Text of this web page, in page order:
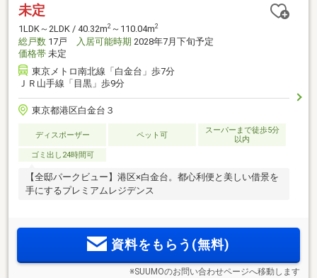
未定
1LDK～2LDK / 40.32m2 ～110.04m2
総戸数 17戸 入居可能時期 2028年7月下旬予定
価格帯 未定
東京メトロ南北線「白金台」歩7分
ＪＲ山手線「目黒」歩9分
東京都港区白金台３
ディスポーザー ペット可
スーパーまで徒歩5分
以内
ゴミ出し24時間可
【全邸パークビュー】港区×白金台。都心利便と美しい借景を
手にするプレミアムレジデンス
資料をもらう(無料)
※SUUMOのお問い合わせページへ移動します